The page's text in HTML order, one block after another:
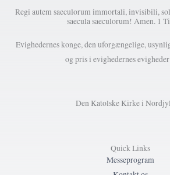
Regi autem saeculorum immortali, invisibili,
saecula saeculorum! Amen. 1
Evighedernes konge, den uforgængelige,
og pris i evighedernes
Den Katolske Kirke i
Quick Links
Messeprogram